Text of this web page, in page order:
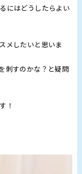
にはどうしたらよい
メしたいと思いま
刺すのかな？と疑問
！